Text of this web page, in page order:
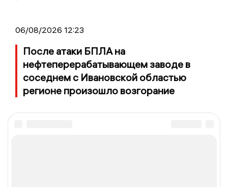
06/08/2026 12:23
После атаки БПЛА на
нефтеперерабатывающем заводе в
соседнем с Ивановской областью
регионе произошло возгорание